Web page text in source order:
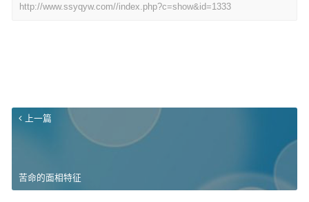
http://www.ssyqyw.com//index.php?c=show&id=1333
上一篇
苦命的面相特征